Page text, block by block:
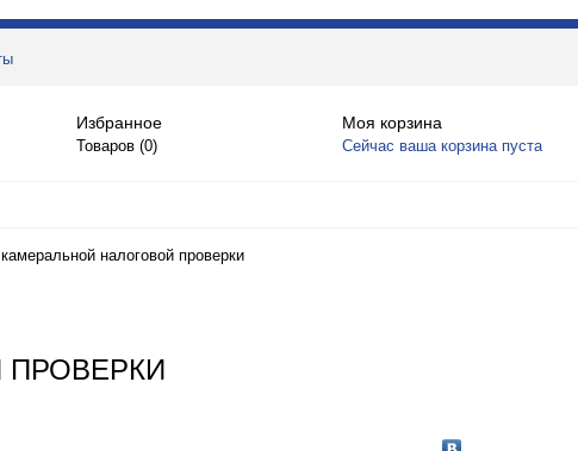
Избранное
Товаров (0)
Моя корзина
Сейчас ваша корзина пуста
налоговой проверки